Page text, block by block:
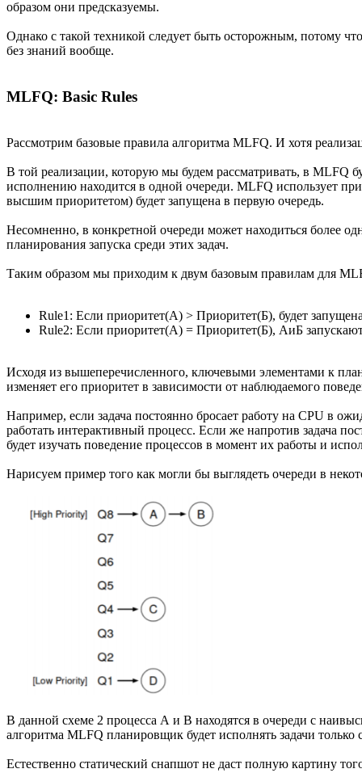
образом они предсказуемы.
Однако с такой техникой следует быть осторожным, потому
без знаний вообще.
MLFQ: Basic Rules
Рассмотрим базовые правила алгоритма MLFQ. И хотя
В той реализации, которую мы будем рассматривать, в MLFQ
исполнению находится в одной очереди. MLFQ использует
высшим приоритетом) будет запущена в первую очередь.
Несомненно, в конкретной очереди может находиться более
планирования запуска среди этих задач.
Таким образом мы приходим к двум базовым правилам для
Rule1: Если приоритет(А) > Приоритет(Б), будет
Rule2: Если приоритет(А) = Приоритет(Б), АиБ
Исходя из вышеперечисленного, ключевыми элементами к
изменяет его приоритет в зависимости от наблюдаемого
Например, если задача постоянно бросает работу на CPU в
работать интерактивный процесс. Если же напротив задача
будет изучать поведение процессов в момент их работы и
Нарисуем пример того как могли бы выглядеть очереди в
В данной схеме 2 процесса А и B находятся в очереди с
алгоритма MLFQ планировщик будет исполнять задачи
Естественно статический снапшот не даст полную картину